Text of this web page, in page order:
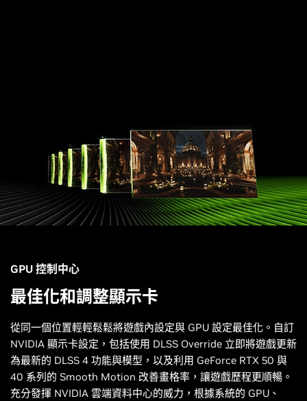
GPU 控制中心
最佳化和調整顯示卡
從同一個位置輕輕鬆鬆將遊戲內設定與 GPU 設定最佳化。自訂
NVIDIA 顯示卡設定，包括使用 DLSS Override 立即將遊戲更新
為最新的 DLSS 4 功能與模型，以及利用 GeForce RTX 50 與
40 系列的 Smooth Motion 改善畫格率，讓遊戲歷程更順暢。
充分發揮 NVIDIA 雲端資料中心的威力，根據系統的 GPU、